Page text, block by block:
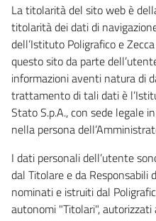
La titolarità del sito web è
titolarità dei dati di
dell’Istituto Poligrafico e
questo sito da parte
informazioni aventi natura di
trattamento di tali dati è
Stato S.p.A., con sede legale
nella persona
I dati personali dell’utente
dal Titolare e da
nominati e istruiti dal
autonomi "Titolari", autorizzati